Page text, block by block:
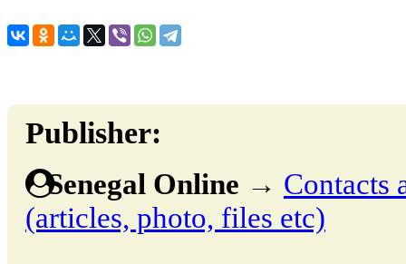
Publisher:
Senegal Online → Contacts
(articles, photo, files etc)